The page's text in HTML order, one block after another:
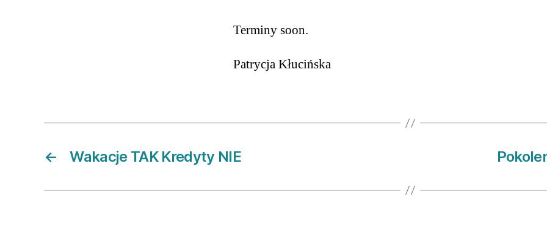
Terminy soon.
Patrycja Kłucińska
← Wakacje TAK Kredyty NIE